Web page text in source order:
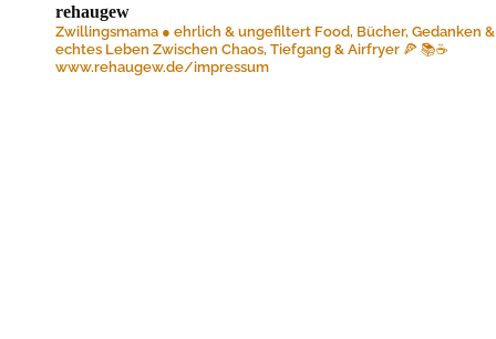
rehaugew
Zwillingsmama ● ehrlich & ungefiltert Food, Bücher, Gedanken &
echtes Leben Zwischen Chaos, Tiefgang & Airfryer 🍕 📚☕️
www.rehaugew.de/impressum